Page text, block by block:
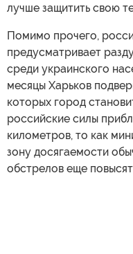
лучше защитить свою
Помимо прочего,
предусматривает
среди украинского
месяцы Харьков
которых город
российские силы
километров, то как
зону досягаемости
обстрелов еще